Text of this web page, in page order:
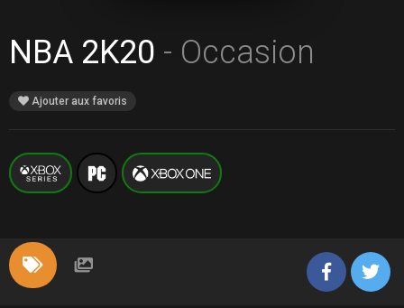
NBA 2K20 - Occasion
Ajouter aux favoris